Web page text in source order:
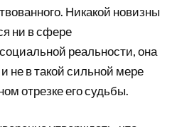
Никакой новизны
ни в сфере
реальности, она
не в такой сильной мере
отрезке его судьбы.